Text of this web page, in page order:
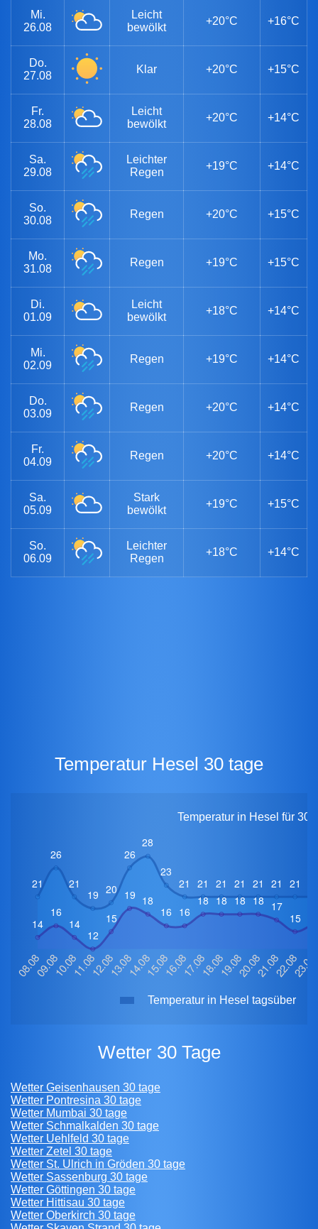
Mi.
26.08
Leicht
bewölkt
+20°C +16°C
Do.
27.08
Klar +20°C +15°C
Fr.
28.08
Leicht
bewölkt
+20°C +14°C
Sa.
29.08
Leichter
Regen
+19°C +14°C
So.
30.08
Regen +20°C +15°C
Mo.
31.08
Regen +19°C +15°C
Di.
01.09
Leicht
bewölkt
+18°C +14°C
Mi.
02.09
Regen +19°C +14°C
Do.
03.09
Regen +20°C +14°C
Fr.
04.09
Regen +20°C +14°C
Sa.
05.09
Stark
bewölkt
+19°C +15°C
So.
06.09
Leichter
Regen
+18°C +14°C
Temperatur Hesel 30 tage
Temperatur in Hesel für 30
Temperatur in Hesel tagsüber
Wetter 30 Tage
Wetter Geisenhausen 30 tage
Wetter Pontresina 30 tage
Wetter Mumbai 30 tage
Wetter Schmalkalden 30 tage
Wetter Uehlfeld 30 tage
Wetter Zetel 30 tage
Wetter St. Ulrich in Gröden 30 tage
Wetter Sassenburg 30 tage
Wetter Göttingen 30 tage
Wetter Hittisau 30 tage
Wetter Oberkirch 30 tage